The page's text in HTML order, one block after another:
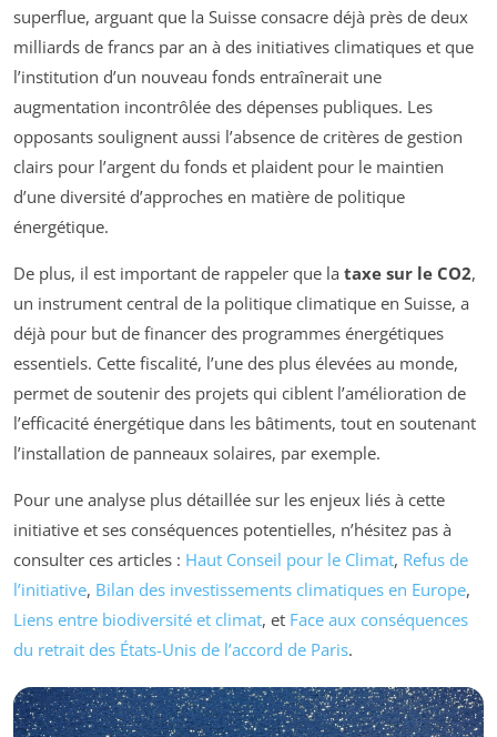
superflue, arguant que la Suisse consacre déjà près de deux
milliards de francs par an à des initiatives climatiques et que
l’institution d’un nouveau fonds entraînerait une
augmentation incontrôlée des dépenses publiques. Les
opposants soulignent aussi l’absence de critères de gestion
clairs pour l’argent du fonds et plaident pour le maintien
d’une diversité d’approches en matière de politique
énergétique.
De plus, il est important de rappeler que la taxe sur le CO2,
un instrument central de la politique climatique en Suisse, a
déjà pour but de financer des programmes énergétiques
essentiels. Cette fiscalité, l’une des plus élevées au monde,
permet de soutenir des projets qui ciblent l’amélioration de
l’efficacité énergétique dans les bâtiments, tout en soutenant
l’installation de panneaux solaires, par exemple.
Pour une analyse plus détaillée sur les enjeux liés à cette
initiative et ses conséquences potentielles, n’hésitez pas à
consulter ces articles : Haut Conseil pour le Climat, Refus de
l’initiative, Bilan des investissements climatiques en Europe,
Liens entre biodiversité et climat, et Face aux conséquences
du retrait des États-Unis de l’accord de Paris.